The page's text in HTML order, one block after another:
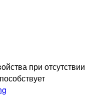
при отсутствии